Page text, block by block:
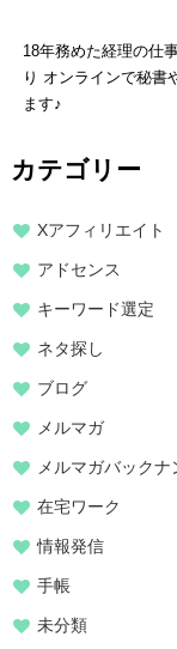
18年務めた経理の仕
り オンラインで秘書
ます♪
カテゴリー
Xアフィリエイト
アドセンス
キーワード選定
ネタ探し
ブログ
メルマガ
メルマガバックナ
在宅ワーク
情報発信
手帳
未分類